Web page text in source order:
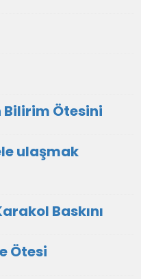
Bilirim Ötesini
ulaşmak
Baskını
Ötesi